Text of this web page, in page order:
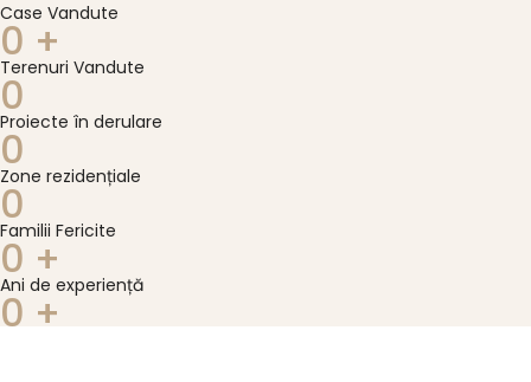
Case Vandute
0 +
Terenuri Vandute
0
Proiecte în derulare
0
Zone rezidențiale
0
Familii Fericite
0 +
Ani de experiență
0 +